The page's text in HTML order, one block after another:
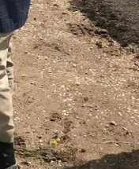
Kütahya
Malatya
Manisa
Kahramanmaraş
Mardin